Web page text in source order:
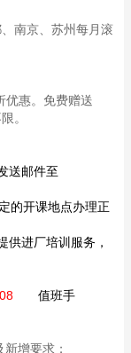
南京、苏州每月滚
优惠。免费赠送
。
送邮件至
的开课地点办理正
供进厂培训服务，
值班手
增要求；